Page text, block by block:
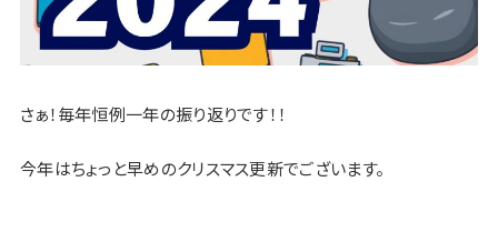
さぁ！毎年恒例一年の振り返りです！！
今年はちょっと早めのクリスマス更新でございます。